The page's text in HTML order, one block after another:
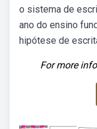
o sistema de
ano do ensino
hipótese de
For more